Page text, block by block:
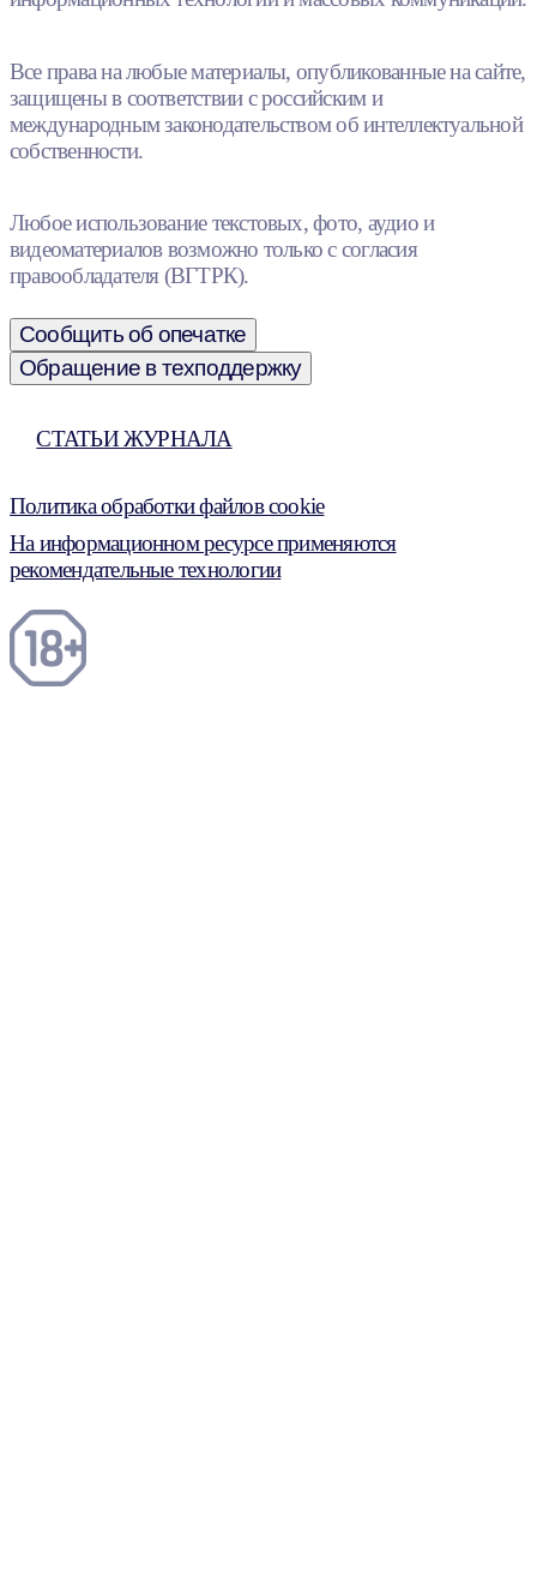
Все права на любые материалы, опубликованные на сайте,
защищены в соответствии с российским и
международным законодательством об интеллектуальной
собственности.
Любое использование текстовых, фото, аудио и
видеоматериалов возможно только с согласия
правообладателя (ВГТРК).
Сообщить об опечатке
Обращение в техподдержку
СТАТЬИ ЖУРНАЛА
Политика обработки файлов cookie
На информационном ресурсе применяются
рекомендательные технологии